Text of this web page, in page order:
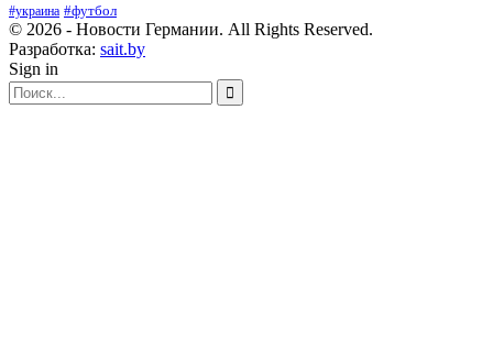
#украина #футбол
© 2026 - Новости Германии. All Rights Reserved.
Разработка: sait.by
Sign in